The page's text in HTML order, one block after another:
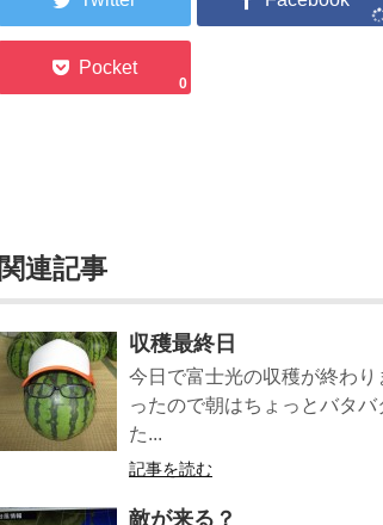
0
関連記事
収穫最終日
今日で富士光の収穫が終わ
ったので朝はちょっとバタ
た...
記事を読む
敵が来る？